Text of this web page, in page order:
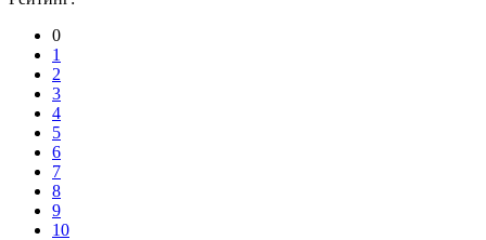
0
1
2
3
4
5
6
7
8
9
10